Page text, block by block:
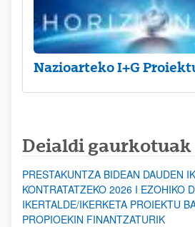
Nazioarteko I+G
Deialdi gaurkotuak
PRESTAKUNTZA BIDEAN DAUDEN
KONTRATATZEKO 2026 I EZOHIKO
IKERTALDE/IKERKETA PROIEKTU
PROPIOEKIN FINANTZATURIK